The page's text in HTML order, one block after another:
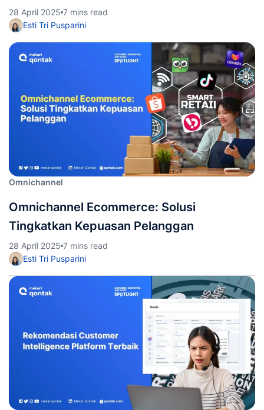
28 April 2025 7 mins read
Esti Tri Pusparini
Omnichannel
Omnichannel Ecommerce: Solusi
Tingkatkan Kepuasan Pelanggan
28 April 2025 7 mins read
Esti Tri Pusparini